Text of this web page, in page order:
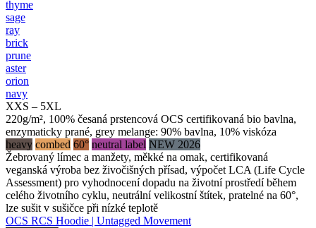
thyme
sage
ray
brick
prune
aster
orion
navy
XXS – 5XL
220g/m², 100% česaná prstencová OCS certifikovaná bio bavlna,
enzymaticky prané, grey melange: 90% bavlna, 10% viskóza
heavy combed 60° neutral label NEW 2026
Žebrovaný límec a manžety, měkké na omak, certifikovaná
veganská výroba bez živočišných přísad, výpočet LCA (Life Cycle
Assessment) pro vyhodnocení dopadu na životní prostředí během
celého životního cyklu, neutrální velikostní štítek, pratelné na 60°,
lze sušit v sušičce při nízké teplotě
OCS RCS Hoodie | Untagged Movement